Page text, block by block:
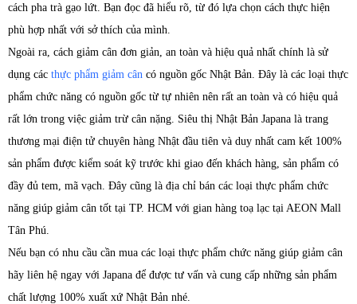
cách pha trà gạo lứt. Bạn đọc đã hiểu rõ, từ đó lựa chọn cách thực hiện
phù hợp nhất với sở thích của mình.
Ngoài ra, cách giảm cân đơn giản, an toàn và hiệu quả nhất chính là sử
dụng các thực phẩm giảm cân có nguồn gốc Nhật Bản. Đây là các loại thực
phẩm chức năng có nguồn gốc từ tự nhiên nên rất an toàn và có hiệu quả
rất lớn trong việc giảm trừ cân nặng. Siêu thị Nhật Bản Japana là trang
thương mại điện tử chuyên hàng Nhật đầu tiên và duy nhất cam kết 100%
sản phẩm được kiểm soát kỹ trước khi giao đến khách hàng, sản phẩm có
đầy đủ tem, mã vạch. Đây cũng là địa chỉ bán các loại thực phẩm chức
năng giúp giảm cân tốt tại TP. HCM với gian hàng toạ lạc tại AEON Mall
Tân Phú.
Nếu bạn có nhu cầu cần mua các loại thực phẩm chức năng giúp giảm cân
hãy liên hệ ngay với Japana để được tư vấn và cung cấp những sản phẩm
chất lượng 100% xuất xứ Nhật Bản nhé.